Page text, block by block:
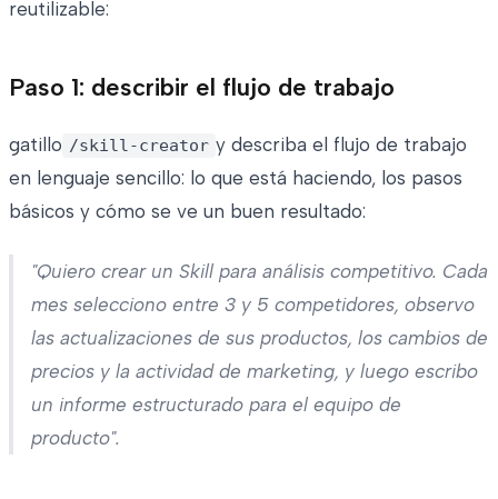
reutilizable:
Paso 1: describir el flujo de trabajo
gatillo /skill-creator y describa el flujo de trabajo
en lenguaje sencillo: lo que está haciendo, los pasos
básicos y cómo se ve un buen resultado:
"Quiero crear un Skill para análisis competitivo. Cada
mes selecciono entre 3 y 5 competidores, observo
las actualizaciones de sus productos, los cambios de
precios y la actividad de marketing, y luego escribo
un informe estructurado para el equipo de
producto".